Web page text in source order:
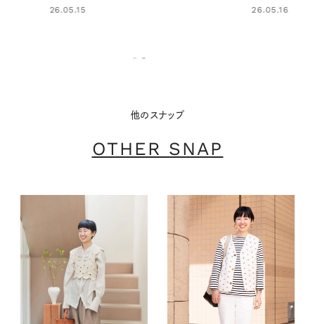
26.05.16 26.05.29
他のスナップ
OTHER SNAP